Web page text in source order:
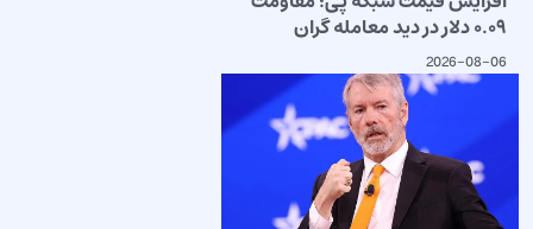
۰.۰۹ دلار در دید معامله گران
2026-08-06